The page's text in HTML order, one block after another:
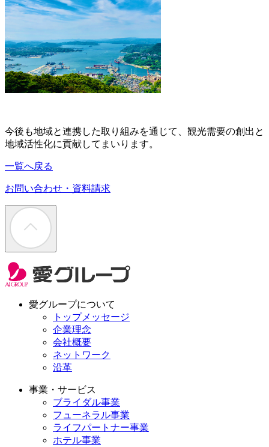
今後も地域と連携した取り組みを通じて、観光需要の創出と
地域活性化に貢献してまいります。
一覧へ戻る
お問い合わせ・資料請求
愛グループについて
トップメッセージ
企業理念
会社概要
ネットワーク
沿革
事業・サービス
ブライダル事業
フューネラル事業
ライフパートナー事業
ホテル事業